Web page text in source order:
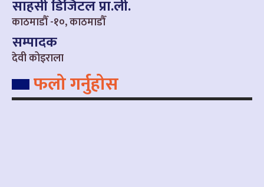
साहसी डिजिटल प्रा.ली.
काठमाडौँ -१०, काठमाडौँ
सम्पादक
देवी कोइराला
फलो गर्नुहोस